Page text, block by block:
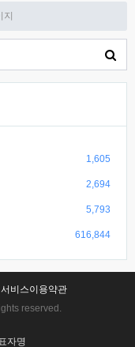
1,605
2,694
5,793
616,844
서비스이용약관
reserved.
자명